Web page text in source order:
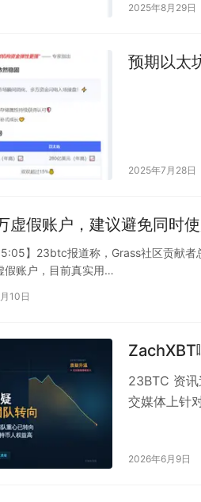
2025年8月29日
预期以太
2025年7月28日
虚假账户，建议避免同时
】23btc报道称，Grass社区贡献
假账户，目前真实用…
10日
ZachXBT
23BTC 资
交媒体上针
2026年6月9日